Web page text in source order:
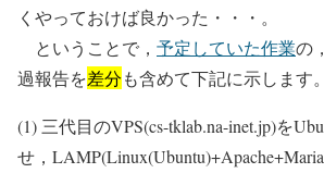
くやっておけば良かった・・・。
ということで， 予定していた作業の
過報告を差分も含めて下記に示します。
(1) 三代目のVPS(cs-tklab.na-inet.jp)を
せ，